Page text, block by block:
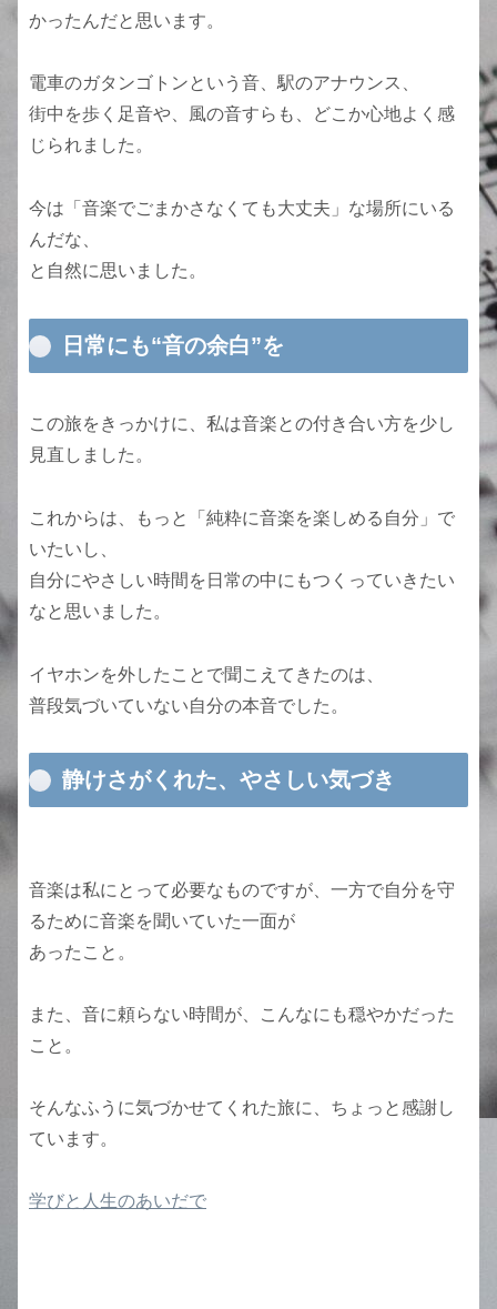
かったんだと思います。
電車のガタンゴトンという音、駅のアナウンス、
街中を歩く足音や、風の音すらも、どこか心地よく感
じられました。
今は「音楽でごまかさなくても大丈夫」な場所にいる
んだな、
と自然に思いました。
日常にも“音の余白”を
この旅をきっかけに、私は音楽との付き合い方を少し
見直しました。
これからは、もっと「純粋に音楽を楽しめる自分」で
いたいし、
自分にやさしい時間を日常の中にもつくっていきたい
なと思いました。
イヤホンを外したことで聞こえてきたのは、
普段気づいていない自分の本音でした。
静けさがくれた、やさしい気づき
音楽は私にとって必要なものですが、一方で自分を守
るために音楽を聞いていた一面が
あったこと。
また、音に頼らない時間が、こんなにも穏やかだった
こと。
そんなふうに気づかせてくれた旅に、ちょっと感謝し
ています。
学びと人生のあいだで